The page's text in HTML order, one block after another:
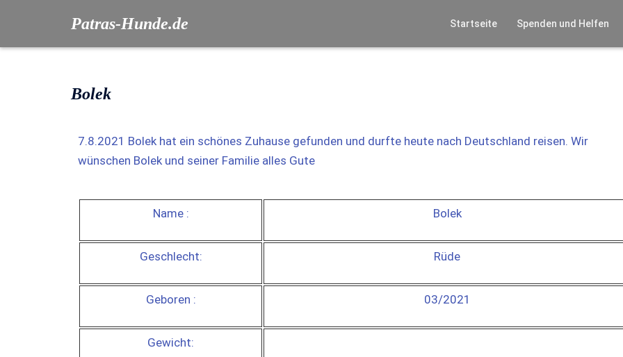
Patras-Hunde.de Startseite Spenden und Helfen
Bolek
7.8.2021 Bolek hat ein schönes Zuhause gefunden und durfte heute nach Deutschland reisen. Wir
wünschen Bolek und seiner Familie alles Gute
Name : Bolek
Geschlecht: Rüde
Geboren : 03/2021
Gewicht: